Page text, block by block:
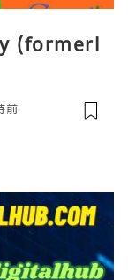
(formerl
前